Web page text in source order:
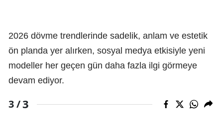
2026 dövme trendlerinde sadelik, anlam ve estetik
ön planda yer alırken, sosyal medya etkisiyle yeni
modeller her geçen gün daha fazla ilgi görmeye
devam ediyor.
3 /3